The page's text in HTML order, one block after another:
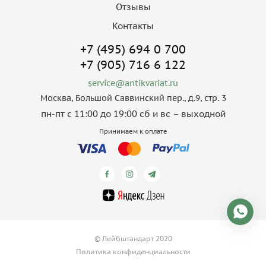
Отзывы
Контакты
+7 (495) 694 0 700
+7 (905) 716 6 122
service@antikvariat.ru
Москва, Большой Саввинский пер., д.9, стр. 3
пн-пт с 11:00 до 19:00 сб и вс – выходной
Принимаем к оплате
© Лейбштандарт 2020
Политика конфиденциальности